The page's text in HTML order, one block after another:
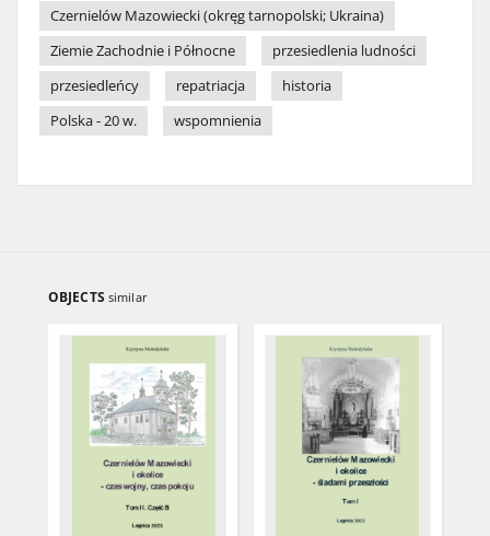
Czernielów Mazowiecki (okręg tarnopolski; Ukraina)
Ziemie Zachodnie i Północne
przesiedlenia ludności
przesiedleńcy
repatriacja
historia
Polska - 20 w.
wspomnienia
OBJECTS similar